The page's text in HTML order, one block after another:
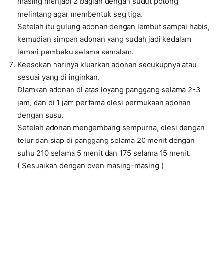
melintang agar membentuk segitiga.
Setelah itu gulung adonan dengan lembut sampai habis,
kemudian simpan adonan yang sudah jadi kedalam
lemari pembeku selama semalam.
Keesokan harinya kluarkan adonan secukupnya atau
sesuai yang di inginkan.
Diamkan adonan di atas loyang panggang selama 2-3
jam, dan di 1 jam pertama olesi permukaan adonan
dengan susu.
Setelah adonan mengembang sempurna, olesi dengan
telur dan siap di panggang selama 20 menit dengan
suhu 210 selama 5 menit dan 175 selama 15 menit.
( Sesuaikan dengan oven masing-masing )